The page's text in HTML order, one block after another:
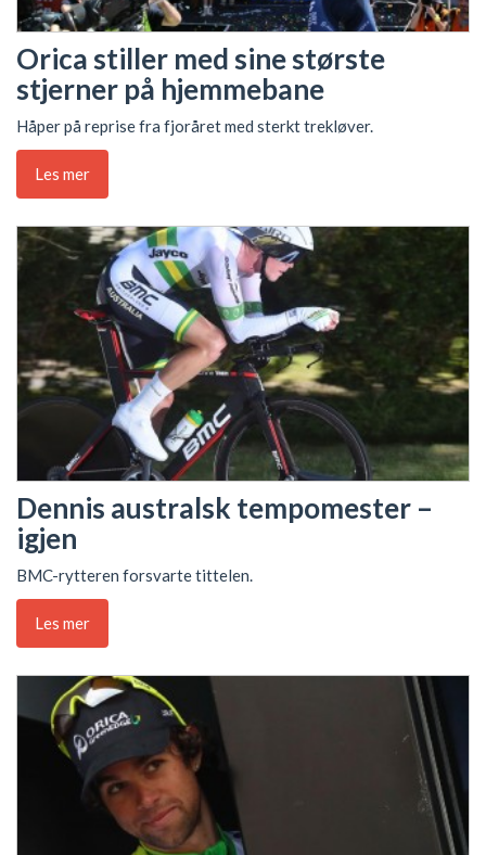
Orica stiller med sine største
stjerner på hjemmebane
Håper på reprise fra fjoråret med sterkt trekløver.
Les mer
Dennis australsk tempomester –
igjen
BMC-rytteren forsvarte tittelen.
Les mer